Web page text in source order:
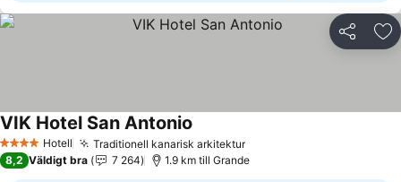
Dela
4 StjärnorHotell Traditionell kanarisk arkitektur
VIK Hotel San Antonio
8,2 Väldigt bra 7 264 1.9 km till Grande